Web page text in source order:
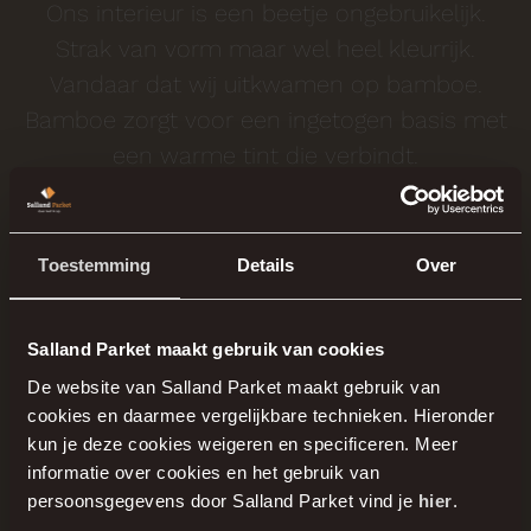
Toestemming Details Over
Salland Parket maakt gebruik van cookies
De website van Salland Parket maakt gebruik van
cookies en daarmee vergelijkbare technieken. Hieronder
kun je deze cookies weigeren en specificeren. Meer
informatie over cookies en het gebruik van
persoonsgegevens door Salland Parket vind je hier.
Ons interieur is een beetje ongebruikelijk.
Strak van vorm maar wel heel kleurrijk.
Vandaar dat wij uitkwamen op bamboe.
Bamboe zorgt voor een ingetogen basis met
een warme tint die verbindt.
Klant
Benieuwd
naar de mogelijkheden?